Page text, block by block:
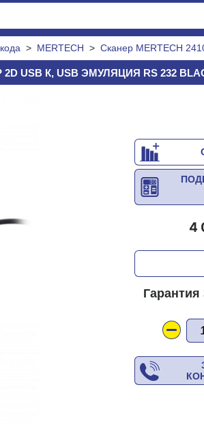
> MERTECH > Сканер MERTECH
2D USB К, USB ЭМУЛЯЦИЯ RS 232
4